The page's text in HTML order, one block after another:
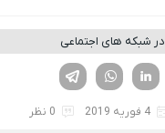
شبکه های اجتماعی
لینکدین تویتر
فیسوک
4 فوریه 2019 0 نظر